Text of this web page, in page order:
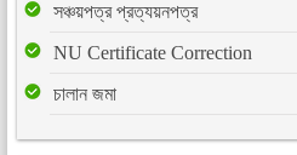
সঞ্চয়পত্র প্রত্যয়নপত্র
NU Certificate Correction
চালান জমা